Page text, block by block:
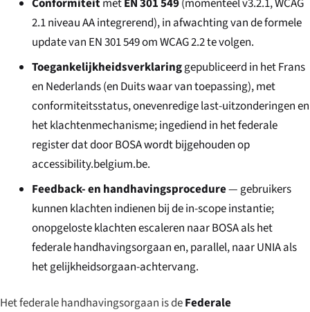
2.1 niveau AA integrerend), in afwachting van de formele
update van EN 301 549 om WCAG 2.2 te volgen.
Toegankelijkheidsverklaringgepubliceerd in het Frans
en Nederlands (en Duits waar van toepassing), met
conformiteitsstatus, onevenredige last-uitzonderingen en
het klachtenmechanisme; ingediend in het federale
register dat door BOSA wordt bijgehouden op
accessibility.belgium.be.
Feedback- en handhavingsprocedure— gebruikers
kunnen klachten indienen bij de in-scope instantie;
onopgeloste klachten escaleren naar BOSA als het
federale handhavingsorgaan en, parallel, naar UNIA als
het gelijkheidsorgaan-achtervang.
Het federale handhavingsorgaan is deFederale